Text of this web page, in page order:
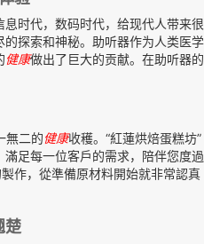
时代，数码时代，给现代人带来很
探索和神秘。助听器作为人类医学
健康做出了巨大的贡献。在助听器的
無二的健康收穫。“紅蓮烘焙蛋糕坊”
足每一位客戶的需求，陪伴您度過
作，從準備原材料開始就非常認真
楚